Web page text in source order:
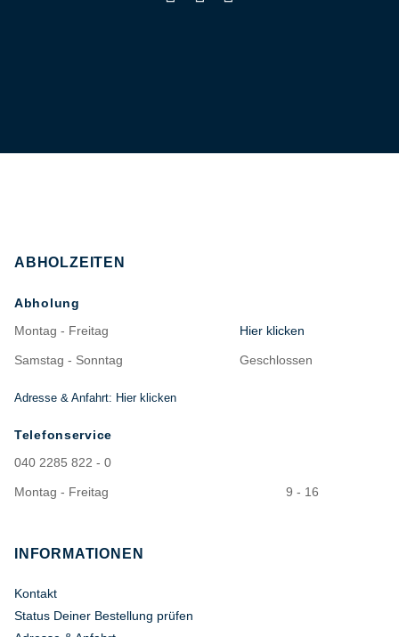
ABHOLZEITEN
Abholung
Montag - Freitag
Hier klicken
Samstag - Sonntag Geschlossen
Adresse & Anfahrt: Hier klicken
Telefonservice
040 2285 822 - 0
Montag - Freitag 9 - 16
INFORMATIONEN
Kontakt
Status Deiner Bestellung prüfen